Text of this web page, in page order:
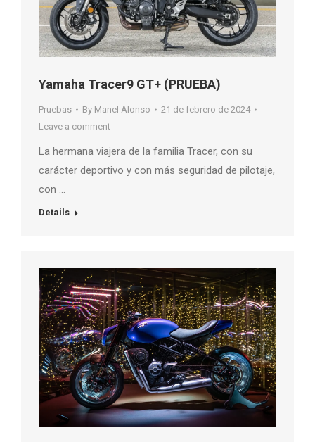
Yamaha Tracer9 GT+ (PRUEBA)
Pruebas By Manel Alonso
21 de febrero de 2024
Leave a comment
La hermana viajera de la familia Tracer, con su
carácter deportivo y con más seguridad de pilotaje,
con …
Details